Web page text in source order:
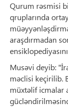
Qurum rəsmisi
qruplarında
araşdırmadan
Musəvi deyib:
məclisi keçirilib.
müxtəlif icmalar